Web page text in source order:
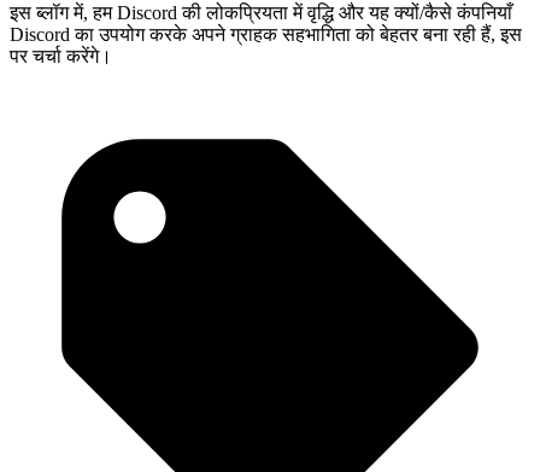
इस ब्लॉग में, हम Discord की लोकप्रियता में वृद्धि और यह क्यों/कैसे कंपनियाँ
Discord का उपयोग करके अपने ग्राहक सहभागिता को बेहतर बना रही हैं, इस
पर चर्चा करेंगे।